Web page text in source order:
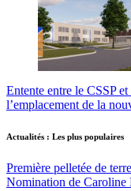
Entente entre le CSSP
l’emplacement de la
Actualités : Les plus populaires
Première pelletée de
Nomination de Caroline